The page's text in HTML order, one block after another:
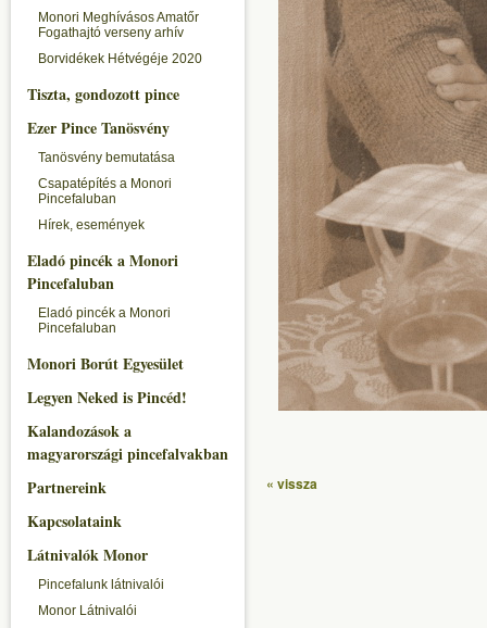
Monori Meghívásos Amatőr
Fogathajtó verseny arhív
Borvidékek Hétvégéje 2020
Tiszta, gondozott pince
Ezer Pince Tanösvény
Tanösvény bemutatása
Csapatépítés a Monori
Pincefaluban
Hírek, események
Eladó pincék a Monori
Pincefaluban
Eladó pincék a Monori
Pincefaluban
Monori Borút Egyesület
Legyen Neked is Pincéd!
Kalandozások a
magyarországi pincefalvakban
Partnereink
Kapcsolataink
Látnivalók Monor
Pincefalunk látnivalói
Monor Látnivalói
« vissza